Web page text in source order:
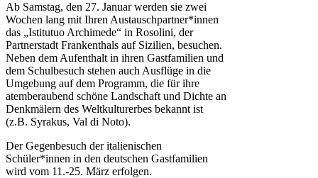
Ab Samstag, den 27. Januar werden sie zwei
Wochen lang mit Ihren Austauschpartner*innen
das „Istitutuo Archimede“ in Rosolini, der
Partnerstadt Frankenthals auf Sizilien, besuchen.
Neben dem Aufenthalt in ihren Gastfamilien und
dem Schulbesuch stehen auch Ausflüge in die
Umgebung auf dem Programm, die für ihre
atemberaubend schöne Landschaft und Dichte an
Denkmälern des Weltkulturerbes bekannt ist
(z.B. Syrakus, Val di Noto).
Der Gegenbesuch der italienischen
Schüler*innen in den deutschen Gastfamilien
wird vom 11.-25. März erfolgen.